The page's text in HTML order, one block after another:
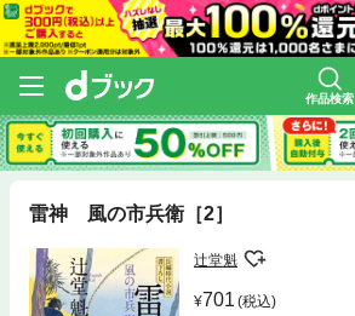
作品検索
雷神 風の市兵衛［2］
辻堂魁
701 (税込)